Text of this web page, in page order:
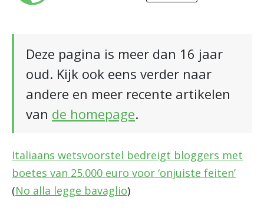
Deze pagina is meer dan 16 jaar
oud. Kijk ook eens verder naar
andere en meer recente artikelen
van de homepage.
Italiaans wetsvoorstel bedreigt bloggers met
boetes van 25.000 euro voor ‘onjuiste feiten’
(No alla legge bavaglio)